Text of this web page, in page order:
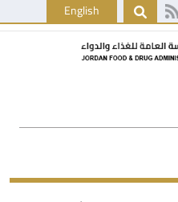
English